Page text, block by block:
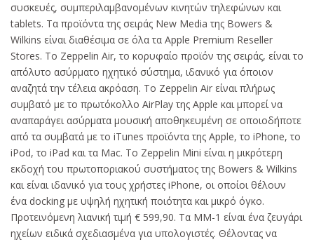
συσκευές, συμπεριλαμβανομένων κινητών τηλεφώνων και
tablets. Τα προϊόντα της σειράς New Media της Bowers &
Wilkins είναι διαθέσιμα σε όλα τα Apple Premium Reseller
Stores. Το Zeppelin Air, το κορυφαίο προϊόν της σειράς, είναι το
απόλυτο ασύρματο ηχητικό σύστημα, ιδανικό για όποιον
αναζητά την τέλεια ακρόαση. Το Zeppelin Air είναι πλήρως
συμβατό με το πρωτόκολλο AirPlay της Apple και μπορεί να
αναπαράγει ασύρματα μουσική αποθηκευμένη σε οποιοδήποτε
από τα συμβατά με το iTunes προϊόντα της Apple, το iPhone, το
iPod, το iPad και τα Mac. Το Zeppelin Mini είναι η μικρότερη
εκδοχή του πρωτοποριακού συστήματος της Bowers & Wilkins
και είναι ιδανικό για τους χρήστες iPhone, οι οποίοι θέλουν
ένα docking με υψηλή ηχητική ποιότητα και μικρό όγκο.
Προτεινόμενη λιανική τιμή € 599,90. Τα ΜΜ-1 είναι ένα ζευγάρι
ηχείων ειδικά σχεδιασμένα για υπολογιστές. Θέλοντας να